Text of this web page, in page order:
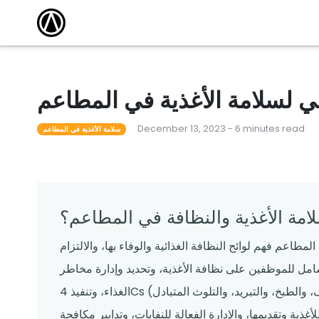
ندوات عبر الإنترنت
تساعدك البرامج التعليمية المجانية عبر الإنترنت التي
يقودها الخبراء على المضي قدمًا والبقاء على اطلاع.
القوالب
قوالبنا
لسلامة الأغذية في المطاعم
سلامة الأغذية في المطاعم December 13, 2023 - 6 minutes read
الأغذية والنظافة في المطاعم؟
فهم لوائح النظافة الغذائية والوفاء بها، والالتزام
للموظفين على نظافة الأغذية، وتحديد وإدارة مخاطر
الغذاء، وتنفيذ 4Cs (التنظيف، والطبخ، والتبريد، والتلوث المتبادل)، والحفاظ على النظافة الشخصية، وإدارة المواد
وتقديمها، والإدارة الفعالة للنفايات، وتدابير مكافحة